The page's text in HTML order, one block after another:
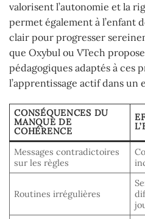
valorisent l’autonomie et la
permet également à l’enfant
clair pour progresser
que Oxybul ou VTech
pédagogiques adaptés à ces
l’apprentissage actif dans
CONSÉQUENCES DU
MANQUE DE
COHÉRENCE
Messages contradictoires
sur les règles
Routines irrégulières